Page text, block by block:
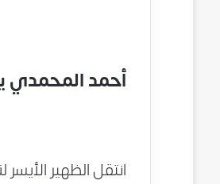
أحمد المحمدي
انتقل الظهير